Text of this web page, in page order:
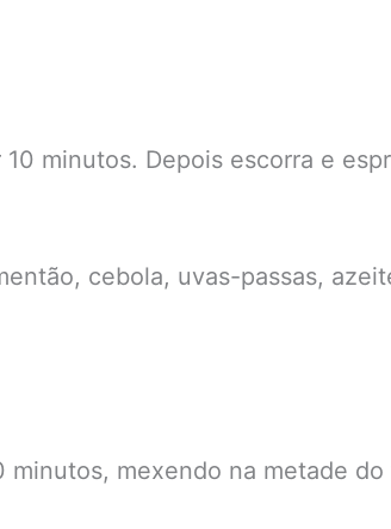
minutos. Depois escorra e
cebola, uvas-passas,
mexendo na metade do